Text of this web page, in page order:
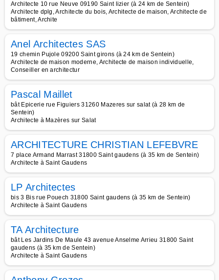
Architecte 10 rue Neuve 09190 Saint lizier (à 24 km de Sentein)
Architecte dplg, Architecte du bois, Architecte de maison, Architecte de
bâtiment, Archite
Anel Architectes SAS
19 chemin Pujole 09200 Saint girons (à 24 km de Sentein)
Architecte de maison moderne, Architecte de maison individuelle,
Conseiller en architectur
Pascal Maillet
bât Epicerie rue Figuiers 31260 Mazeres sur salat (à 28 km de
Sentein)
Architecte à Mazères sur Salat
ARCHITECTURE CHRISTIAN LEFEBVRE
7 place Armand Marrast 31800 Saint gaudens (à 35 km de Sentein)
Architecte à Saint Gaudens
LP Architectes
bis 3 Bis rue Pouech 31800 Saint gaudens (à 35 km de Sentein)
Architecte à Saint Gaudens
TA Architecture
bât Les Jardins De Maule 43 avenue Anselme Arrieu 31800 Saint
gaudens (à 35 km de Sentein)
Architecte à Saint Gaudens